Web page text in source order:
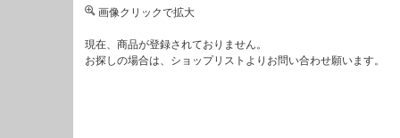
画像クリックで拡大
現在、商品が登録されておりません。
お探しの場合は、 ショップリスト よりお問い合わせ願います。